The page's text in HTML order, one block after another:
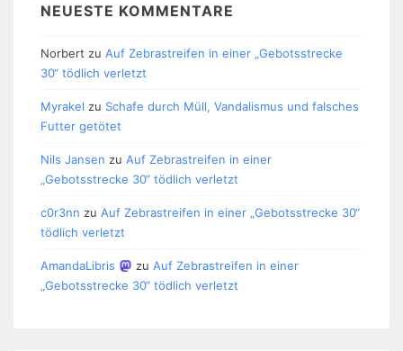
NEUESTE KOMMENTARE
Norbert zu Auf Zebrastreifen in einer „Gebotsstrecke
30“ tödlich verletzt
Myrakel zu Schafe durch Müll, Vandalismus und falsches
Futter getötet
Nils Jansen zu Auf Zebrastreifen in einer
„Gebotsstrecke 30“ tödlich verletzt
c0r3nn zu Auf Zebrastreifen in einer „Gebotsstrecke 30“
tödlich verletzt
AmandaLibris zu Auf Zebrastreifen in einer
„Gebotsstrecke 30“ tödlich verletzt